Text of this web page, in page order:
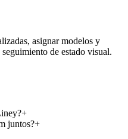
asignar modelos y
de estado visual.
+
juntos?+